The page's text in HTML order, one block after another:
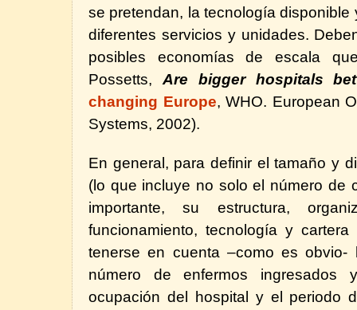
se pretendan, la tecnología disponible
diferentes servicios y unidades.
posibles economías de escala
Possetts, Are bigger hospitals
changing Europe, WHO. European
Systems, 2002).
En general, para definir el tamaño y
(lo que incluye no solo el número de
importante, su estructura,
funcionamiento, tecnología y
tenerse en cuenta –como es obvio-
número de enfermos
ocupación del hospital y el periodo